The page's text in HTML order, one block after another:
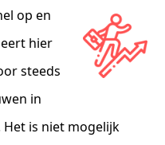
op en
hier
steeds
in
is niet mogelijk